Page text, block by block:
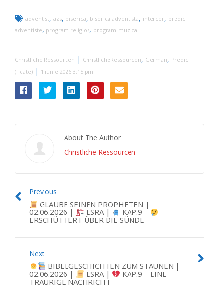
adventist, azs, biserica, biserica adventista, intercer, predici
adventiste, program religios, program-muzical
Christliche Ressourcen | ChristlicheRessourcen, German, Predici
(Toate) | 1 iunie 2026 3:15 pm
About The Author
Christliche Ressourcen -
Previous
GLAUBE SEINEN PROPHETEN |
02.06.2026 |
ESRA |
KAP.9 –
ERSCHÜTTERT ÜBER DIE SÜNDE
Next
BIBELGESCHICHTEN ZUM STAUNEN |
02.06.2026 |
ESRA |
KAP.9 – EINE
TRAURIGE NACHRICHT